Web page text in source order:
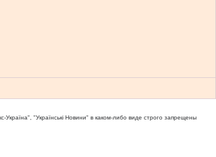
"Українськi Новини" в каком-либо виде строго запрещены